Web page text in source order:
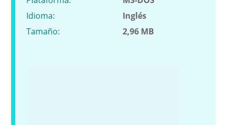
Idioma:
Inglés
Tamaño:
2,96 MB